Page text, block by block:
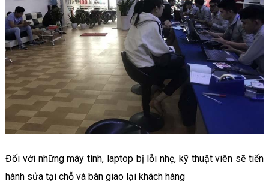
Đối với những máy tính, laptop bị lỗi nhẹ, kỹ thuật viên sẽ tiến
hành sửa tại chỗ và bàn giao lại khách hàng